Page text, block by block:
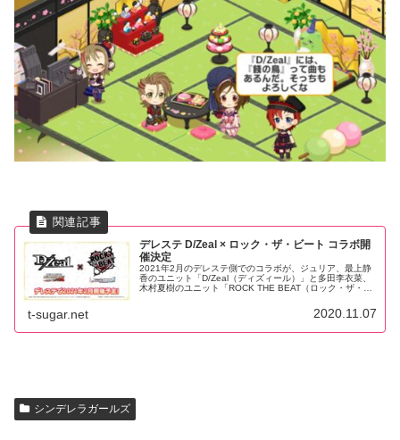
デレステ D/Zeal × ロック・ザ・ビート コラボ開
催決定
2021年2月のデレステ側でのコラボが、ジュリア、最上静
香のユニット「D/Zeal（ディズィール）」と多田李衣菜、
木村夏樹のユニット「ROCK THE BEAT（ロック・ザ・ビ
t-sugar.net 2020.11.07
シンデレラガールズ